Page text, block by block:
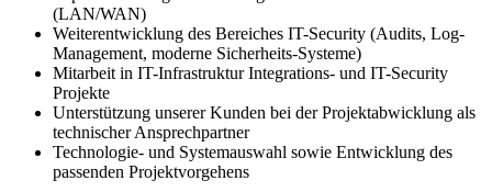
(LAN/WAN)
Weiterentwicklung des Bereiches IT-Security (Audits, Log-
Management, moderne Sicherheits-Systeme)
Mitarbeit in IT-Infrastruktur Integrations- und IT-Security
Projekte
Unterstützung unserer Kunden bei der Projektabwicklung als
technischer Ansprechpartner
Technologie- und Systemauswahl sowie Entwicklung des
passenden Projektvorgehens